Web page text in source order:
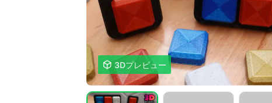
 3Dプレビュー